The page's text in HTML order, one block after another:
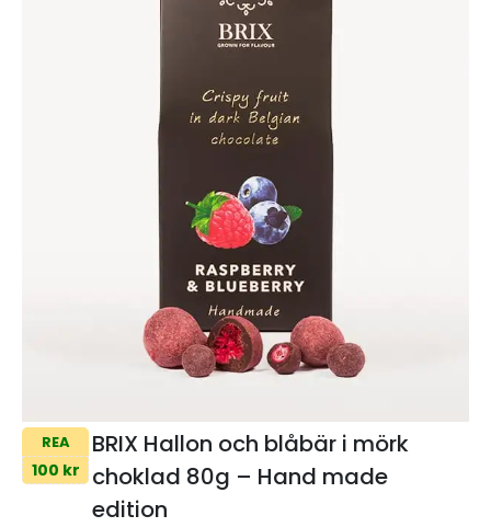
REA
100 kr
BRIX Hallon och blåbär i mörk
choklad 80g – Hand made
edition